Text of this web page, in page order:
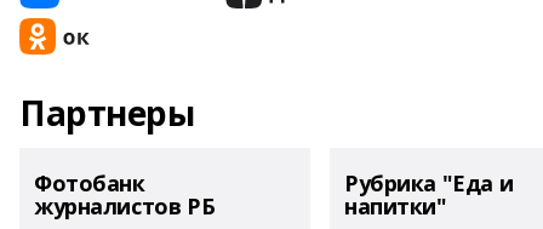
Партнеры
Фотобанк
журналистов РБ
Рубрика "Еда и
напитки"